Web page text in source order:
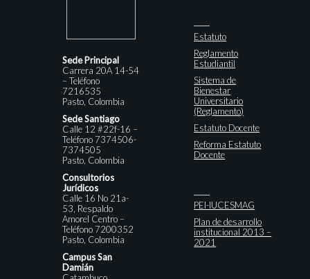
Sede Principal
Carrera 20A 14-54
– Teléfono
7216535
Pasto, Colombia
Sede Santiago
Calle 12 #22f-16 –
Teléfono 7374506-
7374505
Pasto, Colombia
Consultorios
Jurídicos
Calle 16 No 21a-
53, Respaldo
Amorel Centro –
Teléfono 7200352
Pasto, Colombia
Campus San
Damián
Estatuto
Reglamento
Estudiantil
Sistema de
Bienestar
Universitario
(Reglamento)
Estatuto Docente
Reforma Estatuto
Docente
PEI-IUCESMAG
Plan de desarrollo
institucional 2013 –
2021